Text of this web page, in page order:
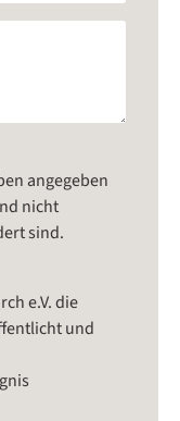
angegeben
nicht
sind.
e.V. die
und